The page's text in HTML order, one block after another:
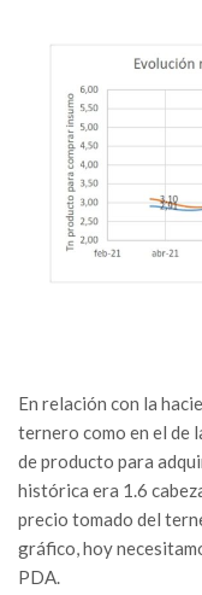
En relación con la
ternero como en el de
de producto para
histórica era 1.6
precio tomado del
gráfico, hoy
PDA.